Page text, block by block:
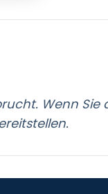
Wenn Sie